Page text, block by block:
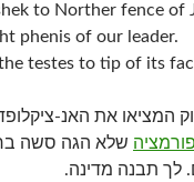
to Norther fence of
phenis of our leader.
testes to tip of its
המציאו את האנ-
שלא הגה סשה
לך תבנה מדינה.